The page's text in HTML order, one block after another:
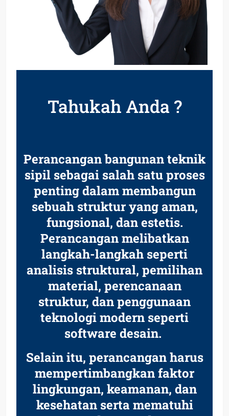
Tahukah Anda ?
Perancangan bangunan teknik
sipil sebagai salah satu proses
penting dalam membangun
sebuah struktur yang aman,
fungsional, dan estetis.
Perancangan melibatkan
langkah-langkah seperti
analisis struktural, pemilihan
material, perencanaan
struktur, dan penggunaan
teknologi modern seperti
software desain.
Selain itu, perancangan harus
mempertimbangkan faktor
lingkungan, keamanan, dan
kesehatan serta mematuhi